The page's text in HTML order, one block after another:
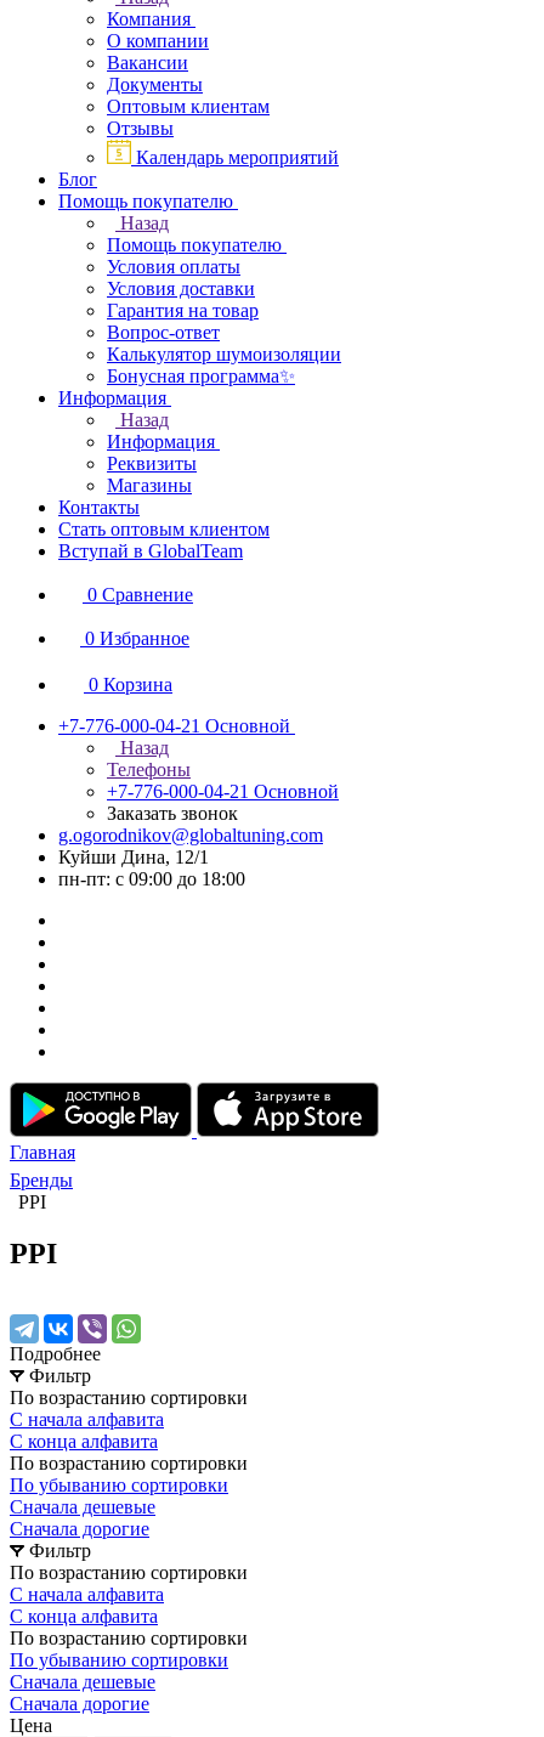
Компания
О компании
Вакансии
Документы
Оптовым клиентам
Отзывы
Календарь мероприятий
Блог
Помощь покупателю
Назад
Помощь покупателю
Условия оплаты
Условия доставки
Гарантия на товар
Вопрос-ответ
Калькулятор шумоизоляции
Бонусная программа✨
Информация
Назад
Информация
Реквизиты
Магазины
Контакты
Стать оптовым клиентом
Вступай в GlobalTeam
0 Сравнение
0 Избранное
0 Корзина
+7-776-000-04-21 Основной
Назад
Телефоны
+7-776-000-04-21 Основной
Заказать звонок
g.ogorodnikov@globaltuning.com
Куйши Дина, 12/1
пн-пт: с 09:00 до 18:00
Главная
Бренды
PPI
PPI
Подробнее
Фильтр
По возрастанию сортировки
С начала алфавита
С конца алфавита
По возрастанию сортировки
По убыванию сортировки
Сначала дешевые
Сначала дорогие
Фильтр
По возрастанию сортировки
С начала алфавита
С конца алфавита
По возрастанию сортировки
По убыванию сортировки
Сначала дешевые
Сначала дорогие
Цена